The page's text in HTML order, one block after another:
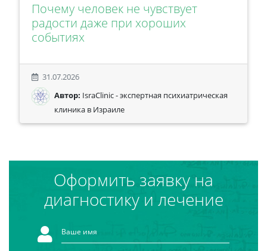
Почему человек не чувствует
радости даже при хороших
событиях
31.07.2026
Автор: IsraClinic - экспертная психиатрическая
клиника в Израиле
Оформить заявку на
диагностику и лечение